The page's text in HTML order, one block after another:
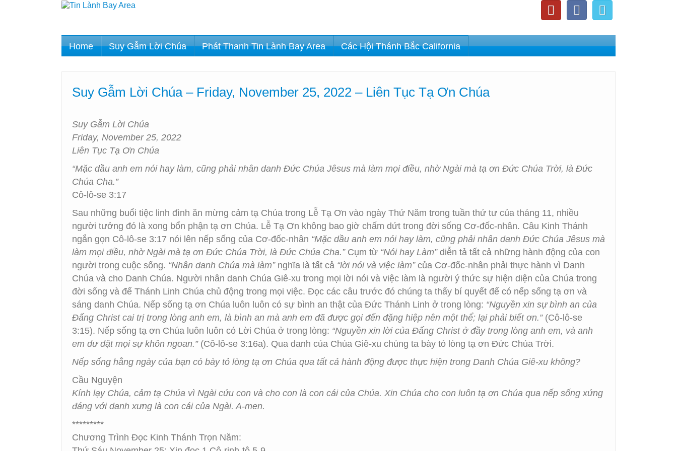
Home Suy Gẫm Lời Chúa Phát Thanh Tin Lành Bay Area Các Hội Thánh Bắc California
Suy Gẫm Lời Chúa – Friday, November 25, 2022 – Liên Tục Tạ Ơn Chúa
Suy Gẫm Lời Chúa
Friday, November 25, 2022
Liên Tục Tạ Ơn Chúa
“Mặc dầu anh em nói hay làm, cũng phải nhân danh Đức Chúa Jêsus mà làm mọi điều, nhờ Ngài mà tạ ơn Đức Chúa Trời, là Đức
Chúa Cha.”
Cô-lô-se 3:17
Sau những buổi tiệc linh đình ăn mừng cảm tạ Chúa trong Lễ Tạ Ơn vào ngày Thứ Năm trong tuần thứ tư của tháng 11, nhiều
người tưởng đó là xong bổn phận tạ ơn Chúa. Lễ Tạ Ơn không bao giờ chấm dứt trong đời sống Cơ-đốc-nhân. Câu Kinh Thánh
ngắn gọn Cô-lô-se 3:17 nói lên nếp sống của Cơ-đốc-nhân “Mặc dầu anh em nói hay làm, cũng phải nhân danh Đức Chúa Jêsus mà
làm mọi điều, nhờ Ngài mà tạ ơn Đức Chúa Trời, là Đức Chúa Cha.”Cụm từ “Nói hay Làm”diễn tả tất cả những hành động của con
người trong cuộc sống. “Nhân danh Chúa mà làm”nghĩa là tất cả “lời nói và việc làm”của Cơ-đốc-nhân phải thực hành vì Danh
Chúa và cho Danh Chúa. Người nhân danh Chúa Giê-xu trong mọi lời nói và việc làm là người ý thức sự hiện diện của Chúa trong
đời sống và để Thánh Linh Chúa chủ động trong mọi việc. Đọc các câu trước đó chúng ta thấy bí quyết để có nếp sống tạ ơn và
sáng danh Chúa. Nếp sống tạ ơn Chúa luôn luôn có sự bình an thật của Đức Thánh Linh ở trong lòng: “Nguyền xin sự bình an của
Đấng Christ cai trị trong lòng anh em, là bình an mà anh em đã được gọi đến đặng hiệp nên một thể; lại phải biết ơn.”(Cô-lô-se
3:15). Nếp sống tạ ơn Chúa luôn luôn có Lời Chúa ở trong lòng: “Nguyền xin lời của Đấng Christ ở đầy trong lòng anh em, và anh
em dư dật mọi sự khôn ngoan.” (Cô-lô-se 3:16a). Qua danh của Chúa Giê-xu chúng ta bày tỏ lòng tạ ơn Đức Chúa Trời.
Nếp sống hằng ngày của bạn có bày tỏ lòng tạ ơn Chúa qua tất cả hành động được thực hiện trong Danh Chúa Giê-xu không?
Cầu Nguyện
Kính lạy Chúa, cảm tạ Chúa vì Ngài cứu con và cho con là con cái của Chúa. Xin Chúa cho con luôn tạ ơn Chúa qua nếp sống xứng
đáng với danh xưng là con cái của Ngài. A-men.
*********
Chương Trình Đọc Kinh Thánh Trọn Năm: